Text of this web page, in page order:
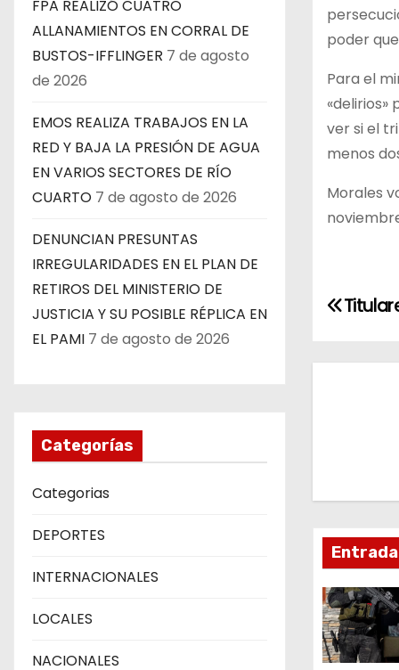
FPA REALIZÓ CUATRO
ALLANAMIENTOS EN CORRAL DE
BUSTOS-IFFLINGER 7 de agosto
de 2026
EMOS REALIZA TRABAJOS EN LA
RED Y BAJA LA PRESIÓN DE AGUA
EN VARIOS SECTORES DE RÍO
CUARTO 7 de agosto de 2026
DENUNCIAN PRESUNTAS
IRREGULARIDADES EN EL PLAN DE
RETIROS DEL MINISTERIO DE
JUSTICIA Y SU POSIBLE RÉPLICA EN
EL PAMI 7 de agosto de 2026
Categorías
Categorias
DEPORTES
INTERNACIONALES
LOCALES
NACIONALES
poder
Para el
«delirios»
ver si el
menos
Morales
N
c
i
ó
n